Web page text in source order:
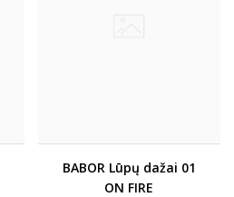
BABOR Lūpų dažai 01
ON FIRE